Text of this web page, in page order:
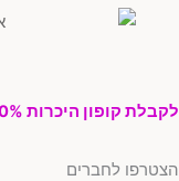
לקבלת קופון היכרות 10% הנחה
הצטרפו לחברים